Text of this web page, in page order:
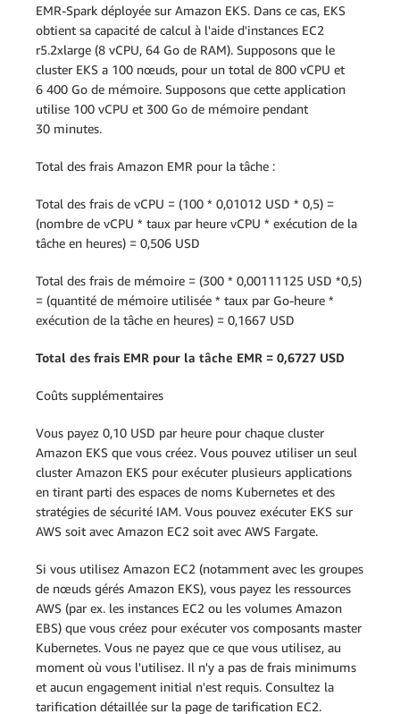
EMR-Spark déployée sur Amazon EKS. Dans ce cas, EKS
obtient sa capacité de calcul à l'aide d'instances EC2
r5.2xlarge (8 vCPU, 64 Go de RAM). Supposons que le
cluster EKS a 100 nœuds, pour un total de 800 vCPU et
6 400 Go de mémoire. Supposons que cette application
utilise 100 vCPU et 300 Go de mémoire pendant
30 minutes.
Total des frais Amazon EMR pour la tâche :
Total des frais de vCPU = (100 * 0,01012 USD * 0,5) =
(nombre de vCPU * taux par heure vCPU * exécution de la
tâche en heures) = 0,506 USD
Total des frais de mémoire = (300 * 0,00111125 USD *0,5)
= (quantité de mémoire utilisée * taux par Go-heure *
exécution de la tâche en heures) = 0,1667 USD
Total des frais EMR pour la tâche EMR = 0,6727 USD
Coûts supplémentaires
Vous payez 0,10 USD par heure pour chaque cluster
Amazon EKS que vous créez. Vous pouvez utiliser un seul
cluster Amazon EKS pour exécuter plusieurs applications
en tirant parti des espaces de noms Kubernetes et des
stratégies de sécurité IAM. Vous pouvez exécuter EKS sur
AWS soit avec Amazon EC2 soit avec AWS Fargate.
Si vous utilisez Amazon EC2 (notamment avec les groupes
de nœuds gérés Amazon EKS), vous payez les ressources
AWS (par ex. les instances EC2 ou les volumes Amazon
EBS) que vous créez pour exécuter vos composants master
Kubernetes. Vous ne payez que ce que vous utilisez, au
moment où vous l'utilisez. Il n'y a pas de frais minimums
et aucun engagement initial n'est requis. Consultez la
tarification détaillée sur la page de tarification EC2.